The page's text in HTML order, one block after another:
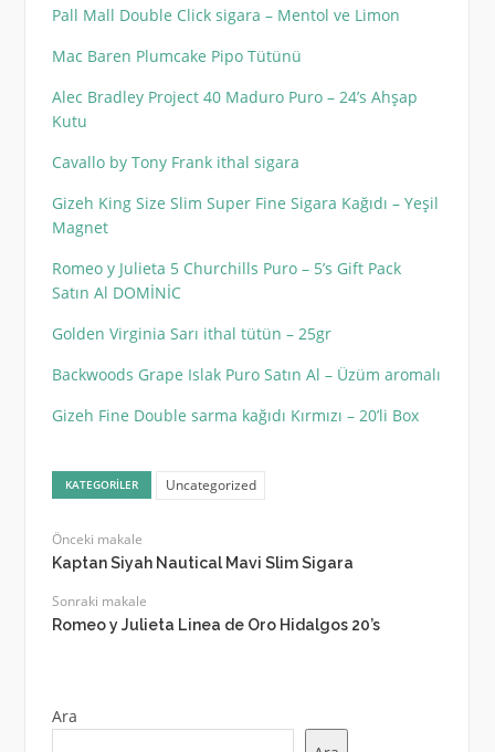
Pall Mall Double Click sigara – Mentol ve Limon
Mac Baren Plumcake Pipo Tütünü
Alec Bradley Project 40 Maduro Puro – 24’s Ahşap
Kutu
Cavallo by Tony Frank ithal sigara
Gizeh King Size Slim Super Fine Sigara Kağıdı – Yeşil
Magnet
Romeo y Julieta 5 Churchills Puro – 5’s Gift Pack
Satın Al DOMİNİC
Golden Virginia Sarı ithal tütün – 25gr
Backwoods Grape Islak Puro Satın Al – Üzüm aromalı
Gizeh Fine Double sarma kağıdı Kırmızı – 20’li Box
KATEGORILER Uncategorized
Önceki makale
Kaptan Siyah Nautical Mavi Slim Sigara
Sonraki makale
Romeo y Julieta Linea de Oro Hidalgos 20’s
Ara